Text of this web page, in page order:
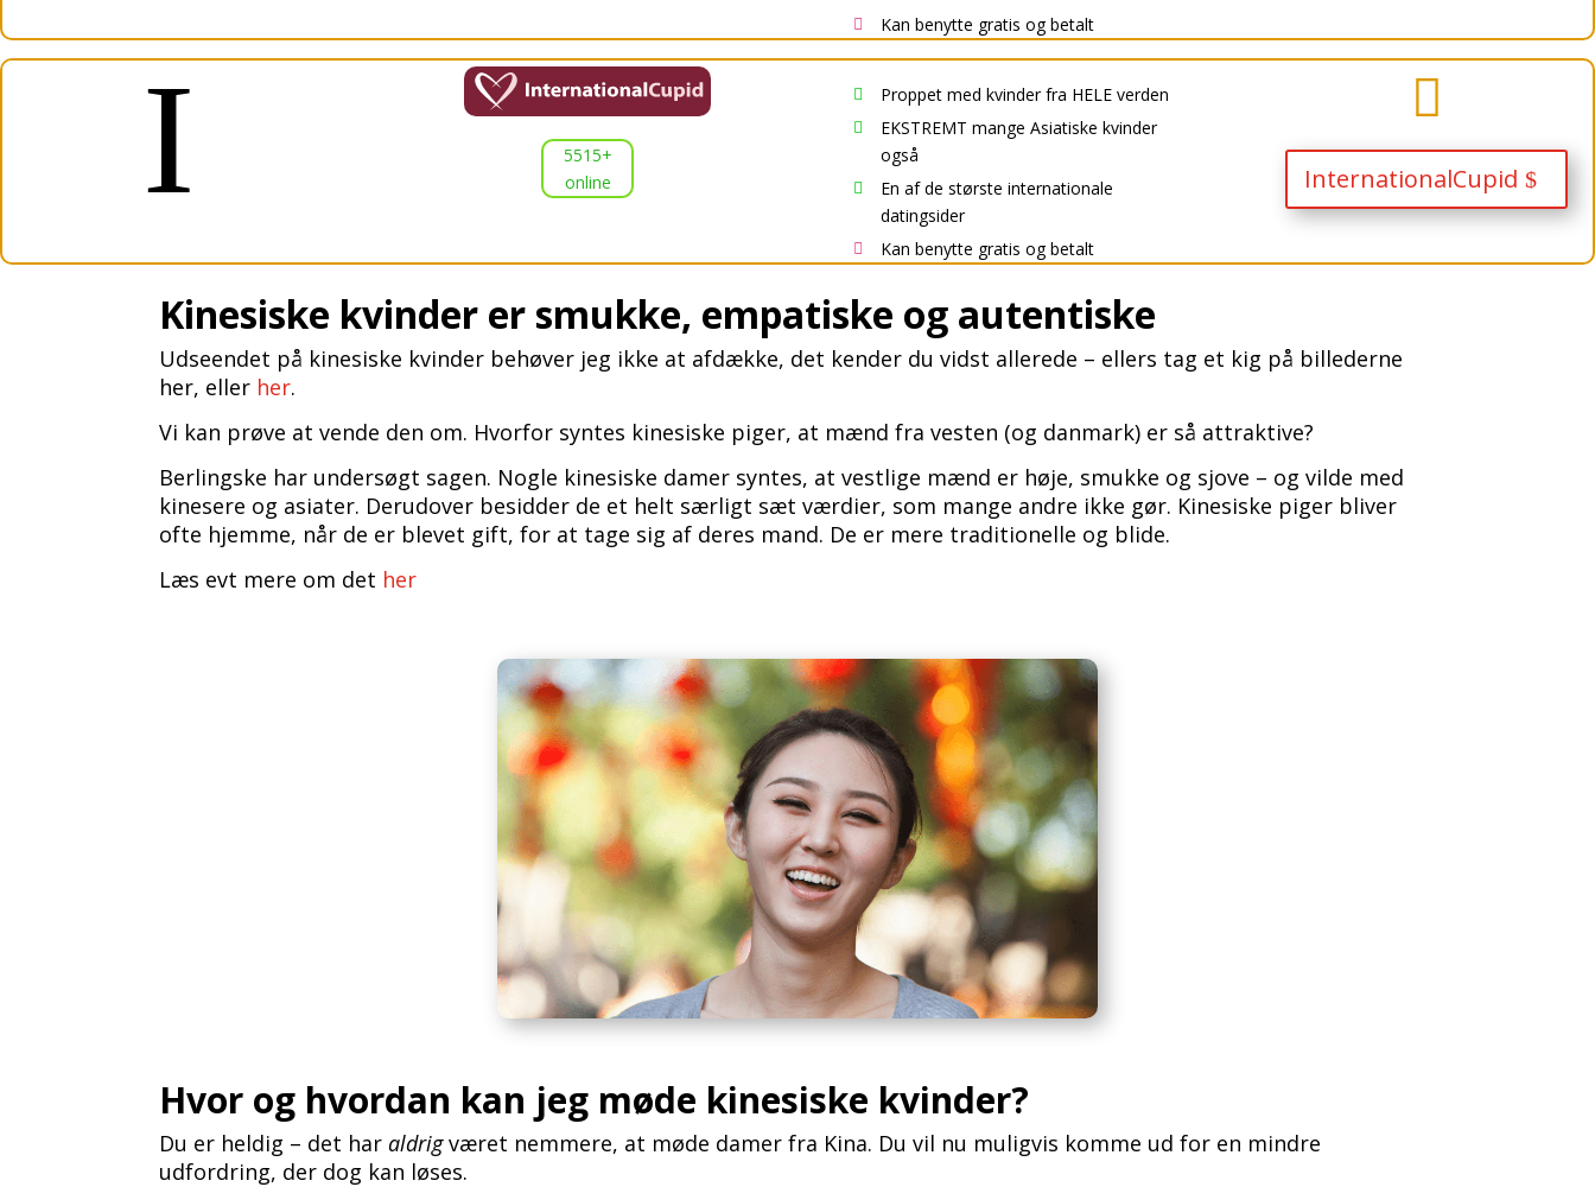
 Kan benytte gratis og betalt
I
5515+
online
 Proppet med kvinder fra HELE verden

EKSTREMT mange Asiatiske kvinder
også

En af de største internationale
datingsider
 Kan benytte gratis og betalt

InternationalCupid
Kinesiske kvinder er smukke, empatiske og autentiske
Udseendet på kinesiske kvinder behøver jeg ikke at afdække, det kender du vidst allerede – ellers tag et kig på billederne
her, eller her.
Vi kan prøve at vende den om. Hvorfor syntes kinesiske piger, at mænd fra vesten (og danmark) er så attraktive?
Berlingske har undersøgt sagen. Nogle kinesiske damer syntes, at vestlige mænd er høje, smukke og sjove – og vilde med
kinesere og asiater. Derudover besidder de et helt særligt sæt værdier, som mange andre ikke gør. Kinesiske piger bliver
ofte hjemme, når de er blevet gift, for at tage sig af deres mand. De er mere traditionelle og blide.
Læs evt mere om det her
Hvor og hvordan kan jeg møde kinesiske kvinder?
Du er heldig – det haraldrigværet nemmere, at møde damer fra Kina. Du vil nu muligvis komme ud for en mindre
udfordring, der dog kan løses.